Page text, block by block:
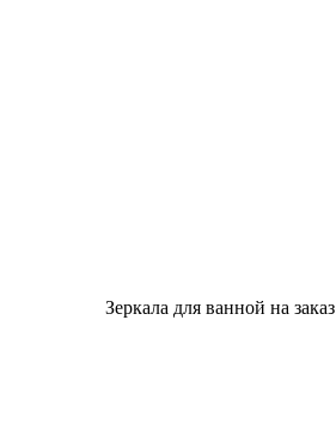
Зеркала для ванной на заказ